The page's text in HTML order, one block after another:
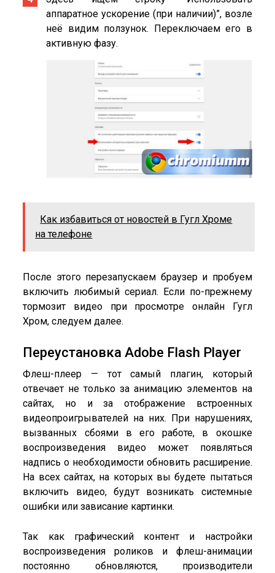
аппаратное ускорение (при наличии)”, возле
неё видим ползунок. Переключаем его в
активную фазу.
Как избавиться от новостей в Гугл Хроме
на телефоне
После этого перезапускаем браузер и пробуем
включить любимый сериал. Если по-прежнему
тормозит видео при просмотре онлайн Гугл
Хром, следуем далее.
Переустановка Adobe Flash Player
Флеш-плеер — тот самый плагин, который
отвечает не только за анимацию элементов на
сайтах, но и за отображение встроенных
видеопроигрывателей на них. При нарушениях,
вызванных сбоями в его работе, в окошке
воспроизведения видео может появляться
надпись о необходимости обновить расширение.
На всех сайтах, на которых вы будете пытаться
включить видео, будут возникать системные
ошибки или зависание картинки.
Так как графический контент и настройки
воспроизведения роликов и флеш-анимации
постоянно обновляются, производители